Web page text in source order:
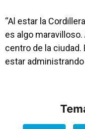
“Al estar la
es algo maravilloso.
centro de la
estar